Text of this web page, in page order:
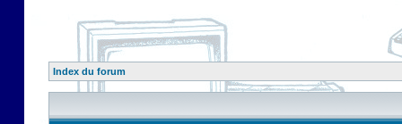
Index du forum